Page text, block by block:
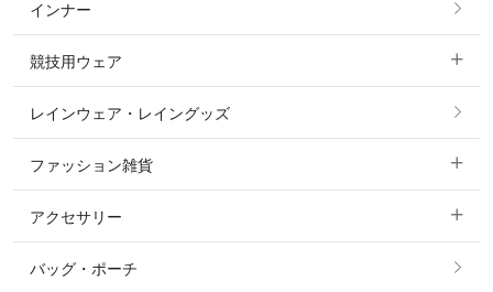
ニーグリップ・膝革 キュロット
ポロシャツ
カットソー・Tシャツ・タンクトップ
パーカー・トレーナー・スウェット
ニット・セーター
すべてのアウター
コート
ジャケット・ブルゾン
その他 アウター
インナー
競技用ウェア
すべての競技用ウェア
ショージャケット
ショーシャツ
レインウェア・レイングッズ
ファッション雑貨
すべてのファッション雑貨
ソックス
アクセサリー
すべてのアクセサリー
バッグ・ポーチ